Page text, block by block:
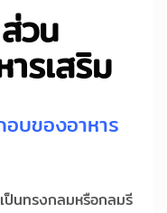
วน
รเสริม
บของอาหาร
ป็นทรงกลมหรือกลมรี